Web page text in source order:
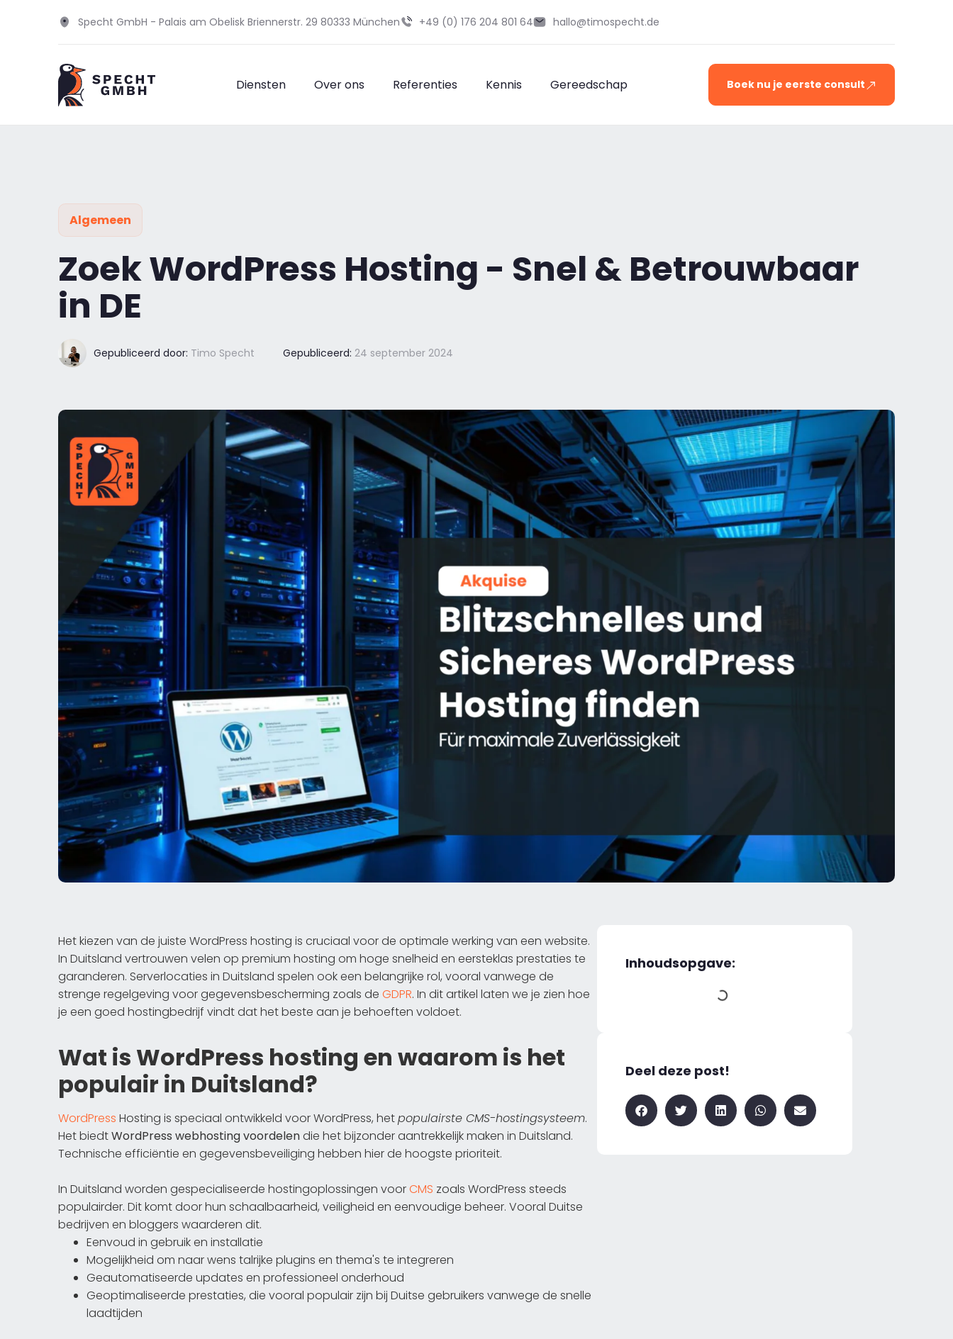
Specht GmbH - Palais am Obelisk Briennerstr. 29 80333 München +49 (0) 176 204 801 64 hallo@timospecht.de
Diensten Over ons Referenties Kennis Gereedschap Boek nu je eerste consult
Algemeen
Zoek WordPress Hosting - Snel & Betrouwbaar
in DE
Gepubliceerd door: Timo Specht Gepubliceerd: 24 september 2024
Het kiezen van de juiste WordPress hosting is cruciaal voor de optimale werking van een website.
In Duitsland vertrouwen velen op premium hosting om hoge snelheid en eersteklas prestaties te
garanderen. Serverlocaties in Duitsland spelen ook een belangrijke rol, vooral vanwege de
strenge regelgeving voor gegevensbescherming zoals de GDPR. In dit artikel laten we je zien hoe
je een goed hostingbedrijf vindt dat het beste aan je behoeften voldoet.
Wat is WordPress hosting en waarom is het
populair in Duitsland?
WordPress Hosting is speciaal ontwikkeld voor WordPress, hetpopulairste CMS-hostingsysteem.
Het biedtWordPress webhosting voordelendie het bijzonder aantrekkelijk maken in Duitsland.
Technische efficiëntie en gegevensbeveiliging hebben hier de hoogste prioriteit.
In Duitsland worden gespecialiseerde hostingoplossingen voorCMS zoals WordPress steeds
populairder. Dit komt door hun schaalbaarheid, veiligheid en eenvoudige beheer. Vooral Duitse
bedrijven en bloggers waarderen dit.
Eenvoud in gebruik en installatie
Mogelijkheid om naar wens talrijke plugins en thema's te integreren
Geautomatiseerde updates en professioneel onderhoud
Geoptimaliseerde prestaties, die vooral populair zijn bij Duitse gebruikers vanwege de snelle
laadtijden
Inhoudsopgave:
Deel deze post!